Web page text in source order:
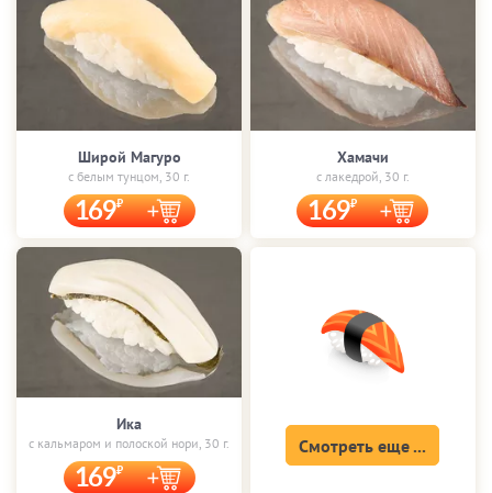
Широй Магуро
с белым тунцом, 30 г.
169
Хамачи
с лакедрой, 30 г.
169
Ика
с кальмаром и полоской нори, 30 г.
169
Смотреть еще ...